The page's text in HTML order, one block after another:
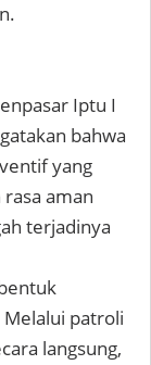
Iptu I
bahwa
yang
aman
terjadinya
patroli
langsung,